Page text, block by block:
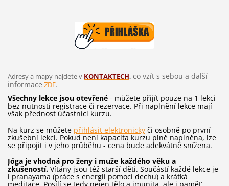
Adresy a mapy najdete v KONTAKTECH, co vzít s sebou a další
informace ZDE.
Všechny lekce jsou otevřené- můžete přijít pouze na 1 lekci
bez nutnosti registrace či rezervace. Při naplnění lekce mají
však přednost účastníci kurzu.
Na kurz se můžete přihlásit elektronickyči osobně po první
zkušební lekci. Pokud není kapacita kurzu plně naplněna, lze
se připojit i v jeho průběhu - cena bude adekvátně snížena.
Jóga je vhodná pro ženy i muže každého věku a
zkušeností.Vítány jsou též starší děti. Součástí každé lekce je
i pranayama (práce s energií pomocí dechu) a krátká